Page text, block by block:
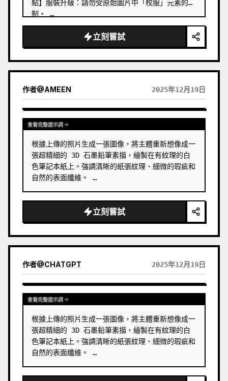
點】服裝升級：請勿受原始圖片中「校服」元素的限
制。 …
立刻嘗試
作者@AMEEN 2025年12月19日
查看完整提示詞
根據上傳的照片生成一張圖像，將主體重新想像成一
張超精細的 3D 石墨鉛筆素描，繪製在有紋理的白
色筆記本紙上。強調清晰的紙張紋理、細微的瑕疵和
自然的表面纖維。 …
立刻嘗試
作者@CHATGPT 2025年12月19日
查看完整提示詞
根據上傳的照片生成一張圖像，將主體重新想像成一
張超精細的 3D 石墨鉛筆素描，繪製在有紋理的白
色筆記本紙上。強調清晰的紙張紋理、細微的瑕疵和
自然的表面纖維。 …